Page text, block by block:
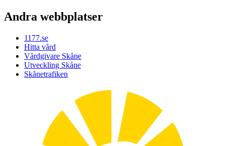
Andra webbplatser
1177.se
Hitta vård
Vårdgivare Skåne
Utveckling Skåne
Skånetrafiken